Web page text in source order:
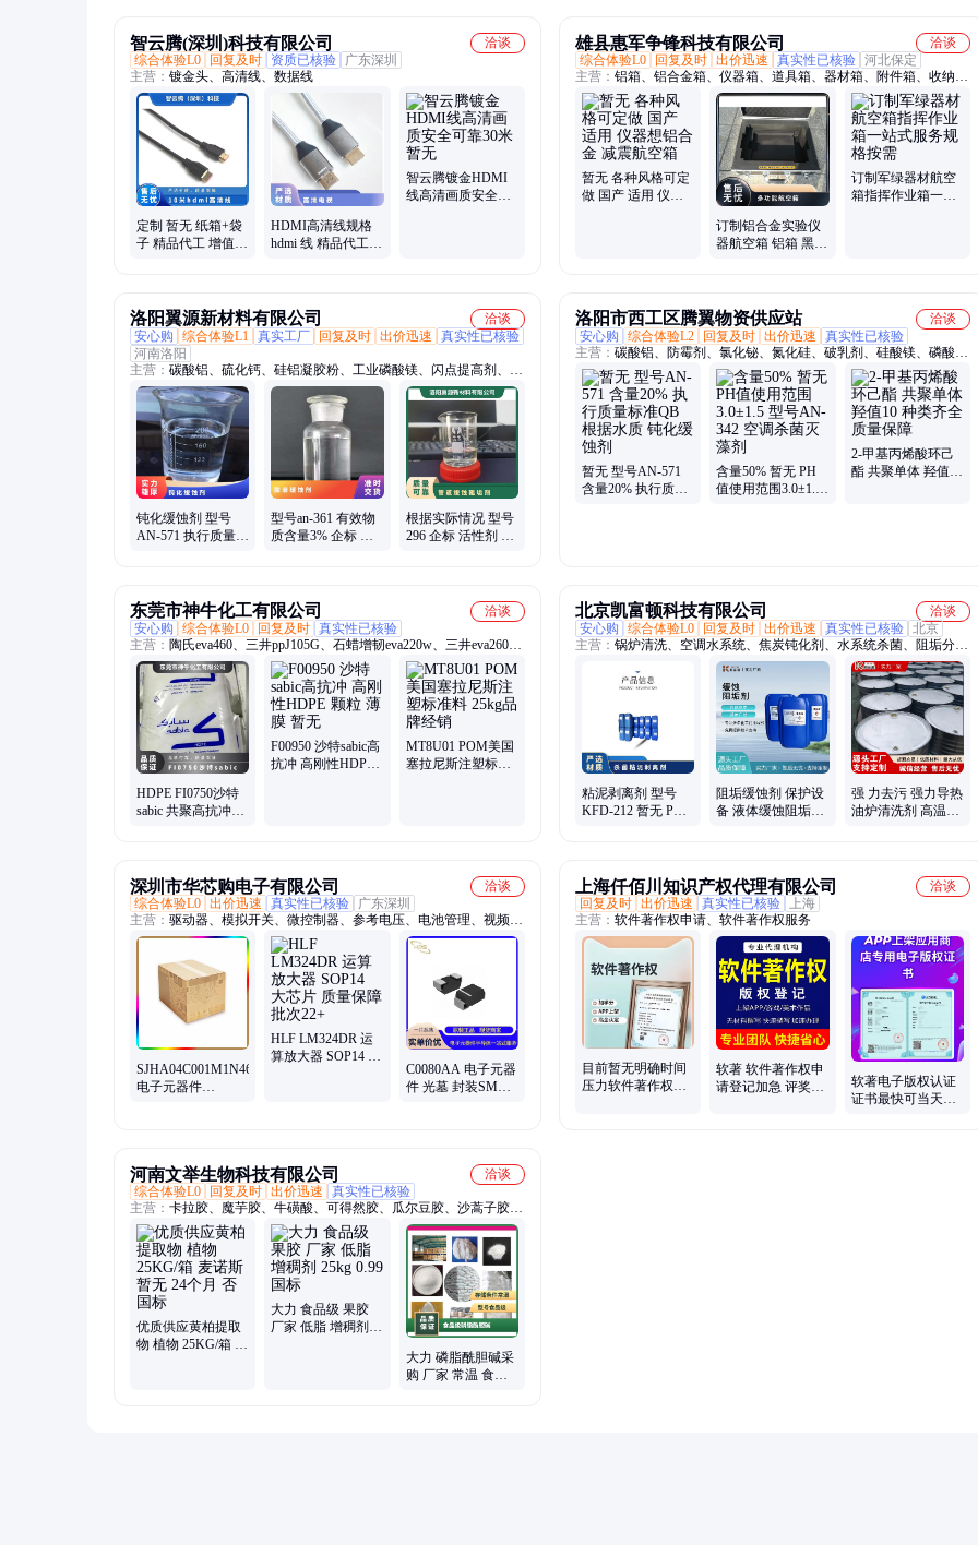
智云腾(深圳)科技有限公司
洽谈
综合体验L0
回复及时 资质已核验
广东深圳
主营： 镀金头、高清线、数据线
定制 暂无 纸箱+袋
子 精品代工 增值税
HDMI高清线规格
hdmi 线 精品代工
智云腾镀金HDMI
线高清画质安全可
雄县惠军争锋科技有限公司
洽谈
综合体验L0
回复及时 出价迅速 真实性已核验 河北保定
主营： 铝箱、铝合金箱、仪器箱、道具箱、器材箱、附件箱、收纳
箱、航空箱、工具箱、电子仪表箱、实验仪器包装箱、消防器材箱、
指挥作业箱、侦查作业箱、勘测仪器包装箱、仪器仪表箱、乐器包装
箱、舞台道具箱、服装道具箱、运输储备箱、通讯设备箱、五金工具
箱、铝合金航空箱、产品展示箱、物资器材箱
暂无 各种风格可定
做 国产 适用 仪器
订制铝合金实验仪
器航空箱 铝箱 黑色
订制军绿器材航空
箱指挥作业箱一站
洛阳翼源新材料有限公司
洽谈
安心购
综合体验L1 真实工厂 回复及时 出价迅速
真实性已核验
河南洛阳
主营： 碳酸铝、硫化钙、硅铝凝胶粉、工业磷酸镁、闪点提高剂、表
面活性剂、耐火材料、水处理原材料
钝化缓蚀剂 型号
AN-571 执行质量标
型号an-361 有效物
质含量3% 企标 参
根据实际情况 型号
296 企标 活性剂 液
洛阳市西工区腾翼物资供应站
洽谈
安心购
综合体验L2 回复及时 出价迅速
真实性已核验
主营： 碳酸铝、防霉剂、氯化铋、氮化硅、破乳剂、硅酸镁、磷酸
铝、化学试剂、抗静电剂、乙酸乙酯、氢氧化镁、焦磷酸钠、干燥通
风、次磷酸镁、氯化氢乙醇、氯化氢甲醇、聚丙烯酸钾、闪点提高
剂、柴油降凝剂、硫代硫酸铵、聚丙烯酰胺、多聚磷酸钠、25公斤纸
板桶、硫代乙醇酸钠、高分子絮凝剂
暂无 型号AN-571
含量20% 执行质量
含量50% 暂无 PH
值使用范围3.0±1.5
2-甲基丙烯酸环己
酯 共聚单体 羟值10
东莞市神牛化工有限公司
洽谈
安心购
综合体验L0 回复及时 真实性已核验
主营： 陶氏eva460、三井ppJ105G、石蜡增韧eva220w、三井eva260、
热熔级eva250、普瑞曼ppj105g
HDPE FI0750沙特
sabic 共聚高抗冲高
F00950 沙特sabic高
抗冲 高刚性HDPE
MT8U01 POM美国
塞拉尼斯注塑标准
北京凯富顿科技有限公司
洽谈
安心购
综合体验L0 回复及时 出价迅速 真实性已核验 北京
主营： 锅炉清洗、空调水系统、焦炭钝化剂、水系统杀菌、阻垢分散
剂、洗涤高温水、粉尘抑制剂、脱硫增效剂、在线清洗剂、氧化除藻
剂、杀菌灭藻剂、水系统管道、无二氧化氯、空调冷凝器、金属表面
油污、清除附着藻类、烟气湿法脱硫、高电导反渗透、通风系统清
洗、空调风机盘管、导热油炉清洗、玻璃鳞片胶泥、烟气脱硫脱硝、
锅炉除垢除锈、填料水垢清洗
粘泥剥离剂 型号
KFD-212 暂无 PH
阻垢缓蚀剂 保护设
备 液体缓蚀阻垢剂
强 力去污 强力导热
油炉清洗剂 高温积
深圳市华芯购电子有限公司
洽谈
综合体验L0 出价迅速 真实性已核验
广东深圳
主营： 驱动器、模拟开关、微控制器、参考电压、电池管理、视频开
关ic、仪表放大器、音频放大器、开关稳压器、数字隔离器、精密放
大器、运算放大器、点火控制器、开关控制器、可编程门阵列、接口
集成电路、电容电阻
SJHA04C001M1N46
电子元器件
HLF LM324DR 运
算放大器 SOP14 大
C0080AA 电子元器
件 光墓 封装SMA
上海仟佰川知识产权代理有限公司
洽谈
回复及时 出价迅速 真实性已核验
上海
主营： 软件著作权申请、软件著作权服务
目前暂无明确时间
压力软件著作权可
软著 软件著作权申
请登记加急 评奖学
软著电子版权认证
证书最快可当天出
河南文举生物科技有限公司
洽谈
综合体验L0
回复及时 出价迅速
真实性已核验
主营： 卡拉胶、魔芋胶、牛磺酸、可得然胶、瓜尔豆胶、沙蒿子胶、
海藻酸钠、纳他酶素、食用明胶、聚丙烯酸钠、甲基纤维素、酪蛋白
酸钠、普鲁兰多糖、乳酸链球菌素、食品级黄原胶
优质供应黄柏提取
物 植物 25KG/箱 麦
大力 食品级 果胶
厂家 低脂 增稠剂
大力 磷脂酰胆碱采
购 厂家 常温 食品